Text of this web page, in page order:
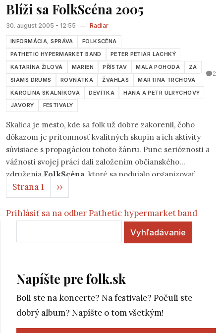
Blíži sa FolkScéna 2005
30. august 2005 - 12:55 — Radiar
INFORMÁCIA, SPRÁVA
FOLKSCÉNA
PATHETIC HYPERMARKET BAND
PETER PETIAR LACHKÝ
KATARÍNA ŽILOVÁ
MARIEN PŘÍSTAV MALÁ POHODA
ZA
SIAMS DRUMS
ROVNÁTKA ŽVAHLAS
MARTINA TRCHOVÁ
KAROLÍNA SKALNÍKOVÁ
DEVÍTKA
HANA A PETR ULRYCHOVY
JAVORY
FESTIVALY
2
Skalica je mesto, kde sa folk už dobre zakorenil, čoho
dôkazom je prítomnosť kvalitných skupín a ich aktivity
súvisiace s propagáciou tohoto žánru. Punc serióznosti a
vážnosti svojej práci dali založením občianského
združeniaFolkScéna , ktoré sa podujalo organizovať
rovnomenný festival. Tento rok sa uskutoční už jeho tretí
ročník. V sobotu17.
Stránkovanie
Strana 1 Ďalšia strana
››
Prihlásiť sa na odber Pathetic hypermarket band
Napíšte pre folk.sk
Boli ste na koncerte? Na festivale? Počuli ste
dobrý album? Napíšte o tom všetkým!